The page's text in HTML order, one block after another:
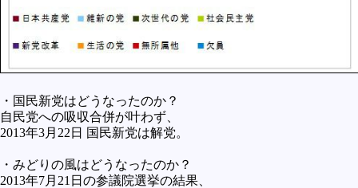
・国民新党はどうなったのか？
自民党への吸収合併が叶わず、
2013年3月22日 国民新党は解党。
・みどりの風はどうなったのか？
2013年7月21日の参議院選挙の結果、